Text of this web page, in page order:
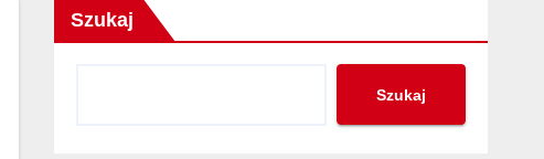
Szukaj
Szukaj